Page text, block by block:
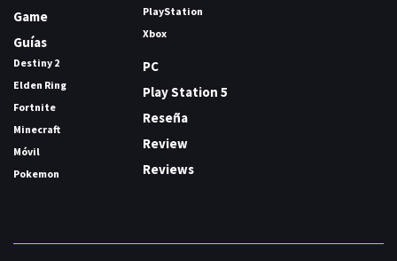
Game
Guías
Destiny 2
Elden Ring
Fortnite
Minecraft
Móvil
Pokemon
PlayStation
Xbox
PC
Play Station 5
Reseña
Review
Reviews